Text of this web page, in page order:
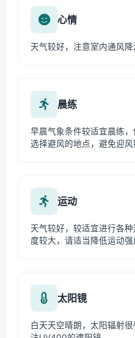
心情
天气较好，注意室内通风降
晨练
早晨气象条件较适宜晨练
选择避风的地点，避免迎风
运动
天气较好，较适宜进行各
度较大，请适当降低运动强
太阳镜
白天天空晴朗，太阳辐射